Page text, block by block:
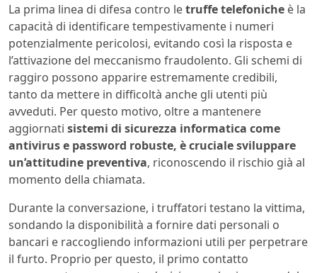
La prima linea di difesa contro letruffe telefoniche è la
capacità di identificare tempestivamente i numeri
potenzialmente pericolosi, evitando così la risposta e
l’attivazione del meccanismo fraudolento. Gli schemi di
raggiro possono apparire estremamente credibili,
tanto da mettere in difficoltà anche gli utenti più
avveduti. Per questo motivo, oltre a mantenere
aggiornati sistemi di sicurezza informatica come
antivirus e password robuste, è cruciale sviluppare
un’attitudine preventiva, riconoscendo il rischio già al
momento della chiamata.
Durante la conversazione, i truffatori testano la vittima,
sondando la disponibilità a fornire dati personali o
bancari e raccogliendo informazioni utili per perpetrare
il furto. Proprio per questo, il primo contatto